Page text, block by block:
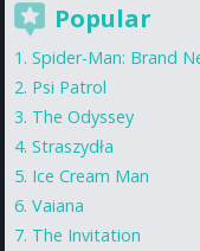
Popular
Spider-Man: Brand
Psi Patrol
The Odyssey
Straszydła
Ice Cream Man
Vaiana
The Invitation